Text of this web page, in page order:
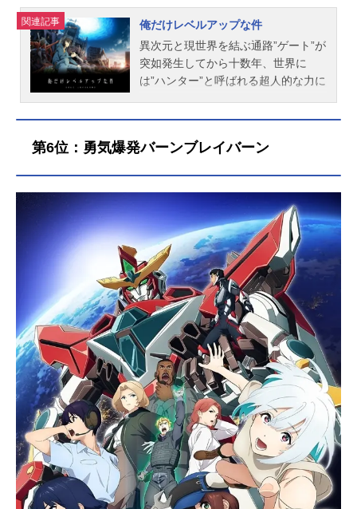
関連記事
俺だけレベルアップな件
異次元と現世界を結ぶ通路”ゲート”が
突如発生してから十数年、世界に
は”ハンター”と呼ばれる超人的な力に
生業としているが、強者揃いのハン
として生活していた。ある日、低ラ
ンクダンジョンに隠された高ランク
の二重ダンジョンに遭遇し、瀕死の
重傷を負った旬の目前に謎のクエス
トウィンドウが現れる。死の間際、
クエストを受けると決断した旬は、
自分だけが「レベルアップ」するよ
うになり—。作品名俺だけレベルア
ップな件放送形態TVアニメスケジュ
ール2024年1月6日（土）〜2024年3
月30日（土）TOKYOMXほか話数全1
2話キャスト水篠旬：坂泰斗諸菱賢
太：中村源太水篠葵：三川華月向坂
雫：上田麗奈最上真：平川大輔白川
大虎：東地宏樹後藤清臣：銀河万丈
犬飼晃：古川慎スタッフ原作：DUBU
(REDICESTUDIO) Chugong h-go
on(D&CWebtoonBiz.発行)監督：中重
第6位：勇気爆発バーンブレイバーン